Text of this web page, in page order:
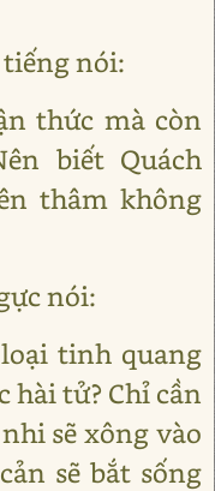
nói:
thức mà còn
biết Quách
thâm không
nói:
tinh quang
tử? Chỉ cần
sẽ xông vào
sẽ bắt sống